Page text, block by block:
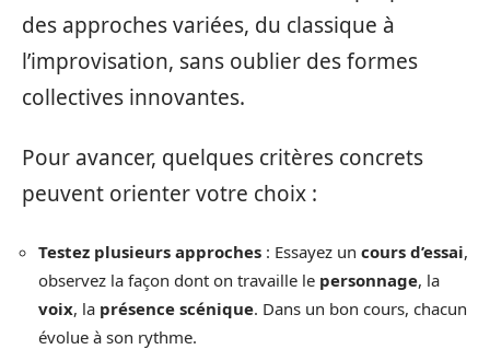
des approches variées, du classique à
l’improvisation, sans oublier des formes
collectives innovantes.
Pour avancer, quelques critères concrets
peuvent orienter votre choix :
Testez plusieurs approches : Essayez un cours d’essai,
observez la façon dont on travaille le personnage, la
voix, la présence scénique. Dans un bon cours, chacun
évolue à son rythme.